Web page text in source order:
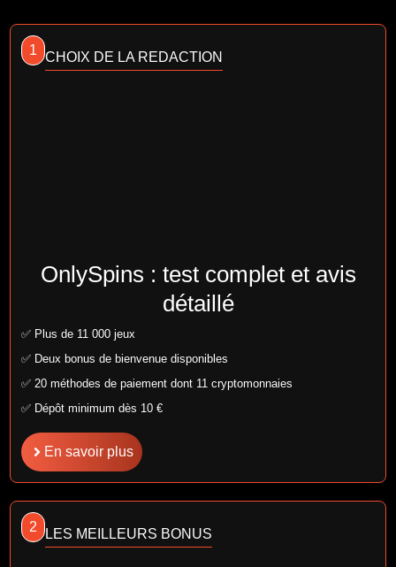
1 CHOIX DE LA REDACTION
OnlySpins : test complet et avis
détaillé
✅ Plus de 11 000 jeux
✅ Deux bonus de bienvenue disponibles
✅ 20 méthodes de paiement dont 11 cryptomonnaies
✅ Dépôt minimum dès 10 €
En savoir plus
2 LES MEILLEURS BONUS